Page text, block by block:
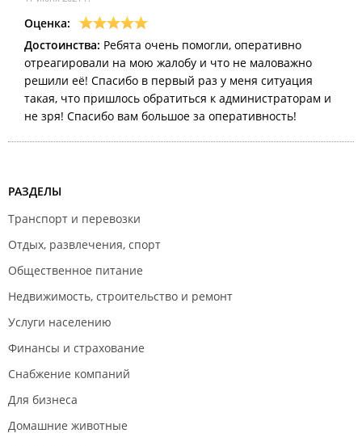
Оценка:
Достоинства: Ребята очень помогли, оперативно
отреагировали на мою жалобу и что не маловажно
решили её! Спасибо в первый раз у меня ситуация
такая, что пришлось обратиться к администраторам и
не зря! Спасибо вам большое за оперативность!
РАЗДЕЛЫ
Транспорт и перевозки
Отдых, развлечения, спорт
Общественное питание
Недвижимость, строительство и ремонт
Услуги населению
Финансы и страхование
Снабжение компаний
Для бизнеса
Домашние животные